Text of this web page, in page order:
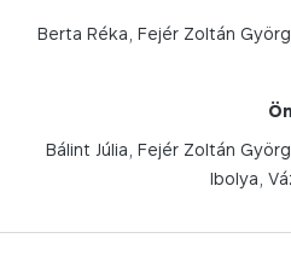
Berta Réka, Fejér Zoltán
Bálint Júlia, Fejér Zoltán
Ibolya,